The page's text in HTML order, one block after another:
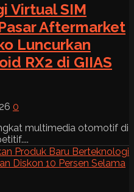
Virtual SIM
Aftermarket
Luncurkan
RX2 di GIIAS
0
multimedia otomotif di